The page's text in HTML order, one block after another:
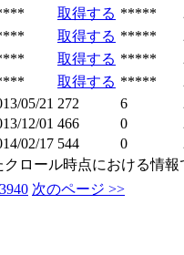
取得する *****
取得する *****
取得する *****
取得する *****
05/21 272 6
12/01 466 0
02/17 544 0
ロール時点における情報
3940 次のページ >>